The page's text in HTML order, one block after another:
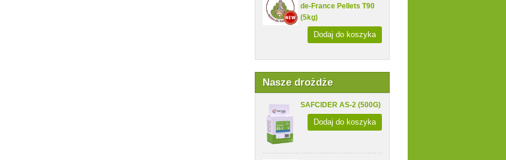
de-France Pellets T90
(5kg)
Dodaj do koszyka
Nasze drożdże
SAFCIDER AS-2 (500G)
Dodaj do koszyka